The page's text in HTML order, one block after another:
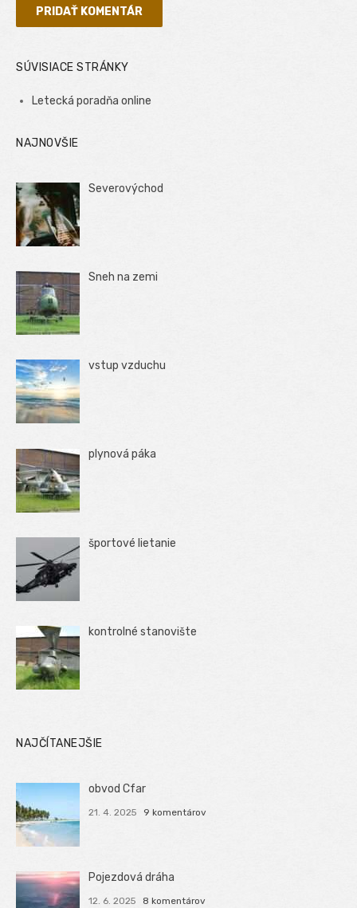
SÚVISIACE STRÁNKY
Letecká poradňa online
NAJNOVŠIE
Severovýchod
Sneh na zemi
vstup vzduchu
plynová páka
športové lietanie
kontrolné stanovište
NAJČÍTANEJŠIE
obvod Cfar
21. 4. 2025 9 komentárov
Pojezdová dráha
12. 6. 2025 8 komentárov